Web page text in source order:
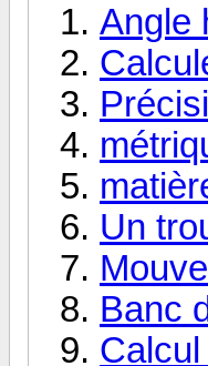
Angle
Un
Banc